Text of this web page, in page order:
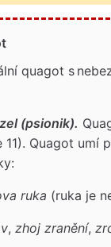
quagot s
(psionik).
11). Quagot
ruka (ruka je
,zhoj zranění,